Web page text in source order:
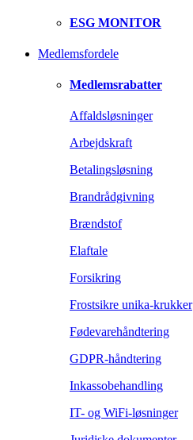
ESG MONITOR
Medlemsfordele
Medlemsrabatter
Affaldsløsninger
Arbejdskraft
Betalingsløsning
Brandrådgivning
Brændstof
Elaftale
Forsikring
Frostsikre unika-krukker
Fødevarehåndtering
GDPR-håndtering
Inkassobehandling
IT- og WiFi-løsninger